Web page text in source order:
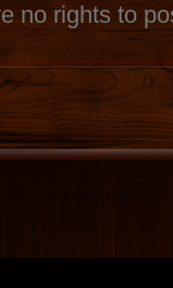
no rights to